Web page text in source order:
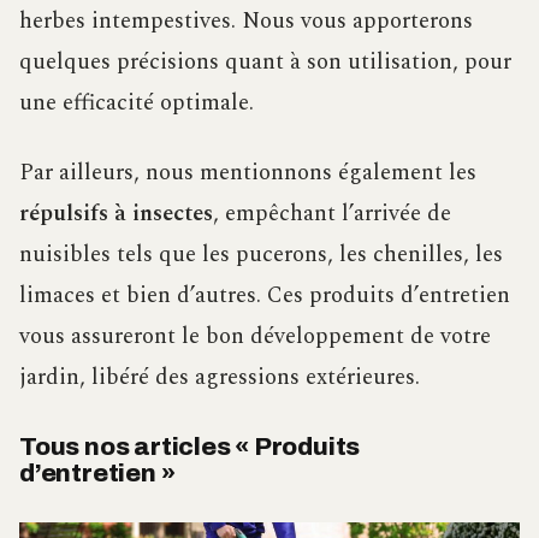
herbes intempestives. Nous vous apporterons
quelques précisions quant à son utilisation, pour
une efficacité optimale.
Par ailleurs, nous mentionnons également les
répulsifs à insectes, empêchant l’arrivée de
nuisibles tels que les pucerons, les chenilles, les
limaces et bien d’autres. Ces produits d’entretien
vous assureront le bon développement de votre
jardin, libéré des agressions extérieures.
Tous nos articles « Produits
d’entretien »